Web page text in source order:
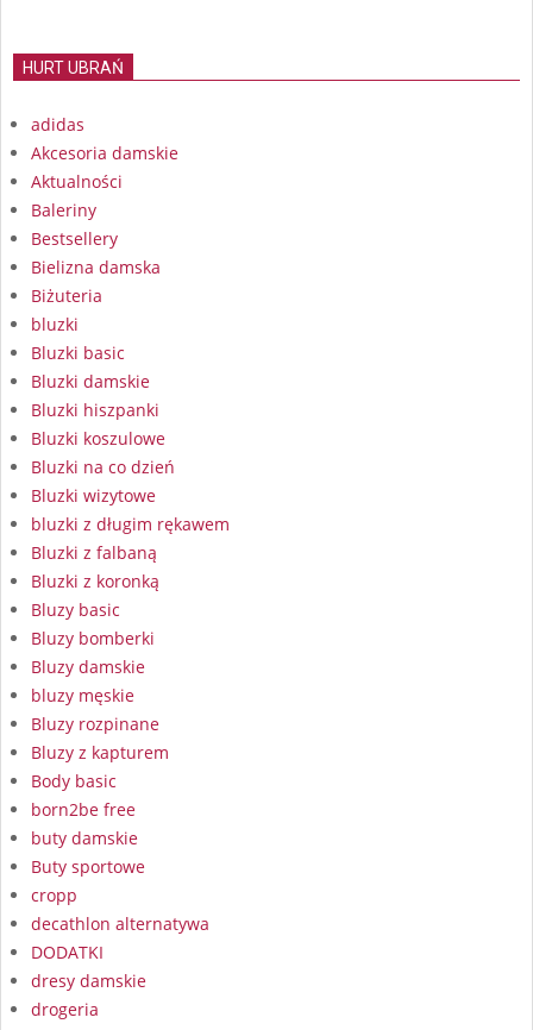
HURT UBRAŃ
adidas
Akcesoria damskie
Aktualności
Baleriny
Bestsellery
Bielizna damska
Biżuteria
bluzki
Bluzki basic
Bluzki damskie
Bluzki hiszpanki
Bluzki koszulowe
Bluzki na co dzień
Bluzki wizytowe
bluzki z długim rękawem
Bluzki z falbaną
Bluzki z koronką
Bluzy basic
Bluzy bomberki
Bluzy damskie
bluzy męskie
Bluzy rozpinane
Bluzy z kapturem
Body basic
born2be free
buty damskie
Buty sportowe
cropp
decathlon alternatywa
DODATKI
dresy damskie
drogeria